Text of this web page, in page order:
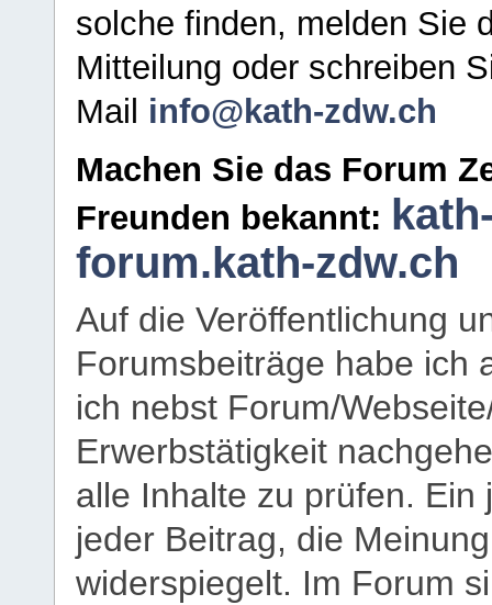
solche finden, melden Sie
Mitteilung oder schreiben
Mail info@kath-zdw.ch
Machen Sie das Forum
Freunden bekannt:
forum.kath-zdw.ch
Auf die Veröffentlichung
Forumsbeiträge habe ich
ich nebst Forum/
Erwerbstätigkeit
alle Inhalte zu prüfen.
jeder Beitrag, die
widerspiegelt. Im Forum